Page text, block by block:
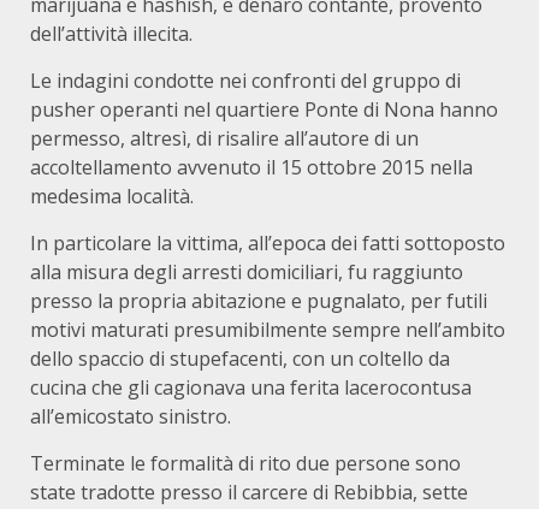
dell’attività illecita.
Le indagini condotte nei confronti del gruppo di
pusher operanti nel quartiere Ponte di Nona hanno
permesso, altresì, di risalire all’autore di un
accoltellamento avvenuto il 15 ottobre 2015 nella
medesima località.
In particolare la vittima, all’epoca dei fatti sottoposto
alla misura degli arresti domiciliari, fu raggiunto
presso la propria abitazione e pugnalato, per futili
motivi maturati presumibilmente sempre nell’ambito
dello spaccio di stupefacenti, con un coltello da
cucina che gli cagionava una ferita lacerocontusa
all’emicostato sinistro.
Terminate le formalità di rito due persone sono
state tradotte presso il carcere di Rebibbia, sette